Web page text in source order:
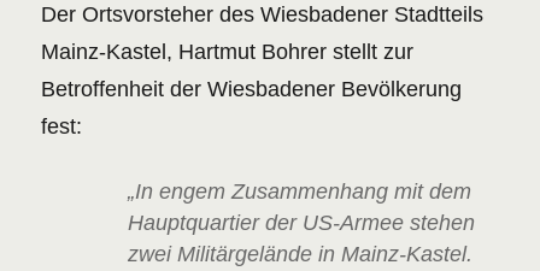
Der Ortsvorsteher des Wiesbadener Stadtteils
Mainz-Kastel, Hartmut Bohrer stellt zur
Betroffenheit der Wiesbadener Bevölkerung
fest:
„In engem Zusammenhang mit dem
Hauptquartier der US-Armee stehen
zwei Militärgelände in Mainz-Kastel.